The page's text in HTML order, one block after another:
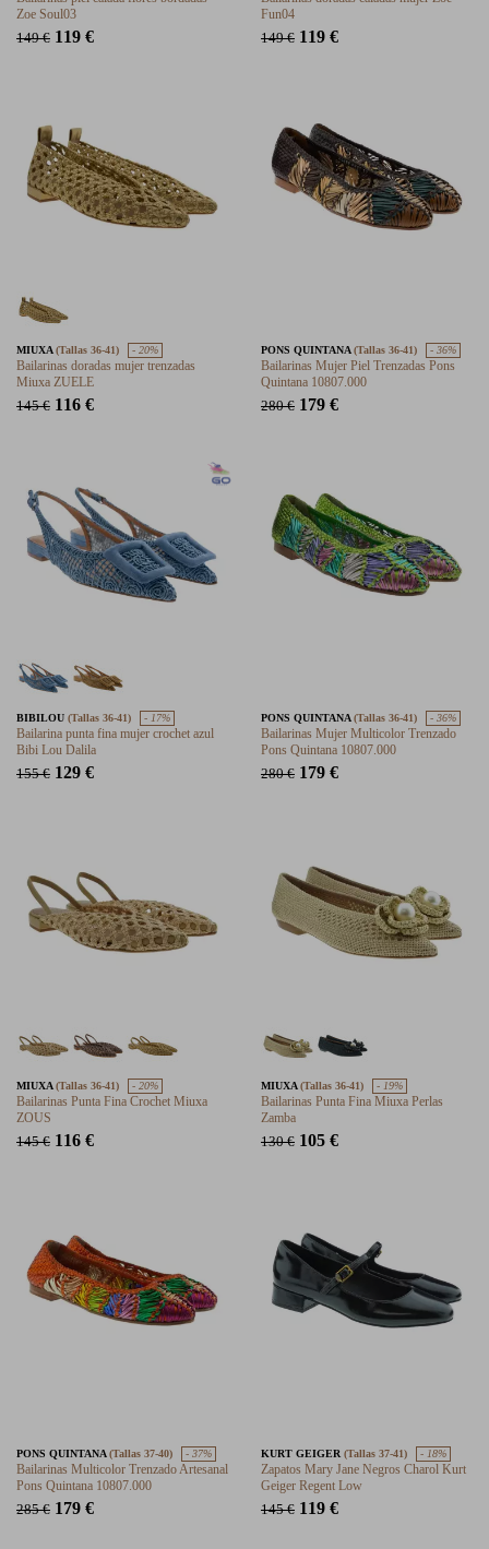
Zoe Soul03
149 € 119 €
Fun04
149 € 119 €
MIUXA(Tallas 36-41) - 20%
Bailarinas doradas mujer trenzadas
Miuxa ZUELE
145 € 116 €
PONS QUINTANA(Tallas 36-41) - 36%
Bailarinas Mujer Piel Trenzadas Pons
Quintana 10807.000
280 € 179 €
BIBILOU (Tallas 36-41) - 17%
Bailarina punta fina mujer crochet azul
Bibi Lou Dalila
155 € 129 €
PONS QUINTANA(Tallas 36-41) - 36%
Bailarinas Mujer Multicolor Trenzado
Pons Quintana 10807.000
280 € 179 €
MIUXA(Tallas 36-41) - 20%
Bailarinas Punta Fina Crochet Miuxa
ZOUS
145 € 116 €
MIUXA(Tallas 36-41) - 19%
Bailarinas Punta Fina Miuxa Perlas
Zamba
130 € 105 €
PONS QUINTANA(Tallas 37-40) - 37%
Bailarinas Multicolor Trenzado Artesanal
Pons Quintana 10807.000
285 € 179 €
KURT GEIGER (Tallas 37-41) - 18%
Zapatos Mary Jane Negros Charol Kurt
Geiger Regent Low
145 € 119 €